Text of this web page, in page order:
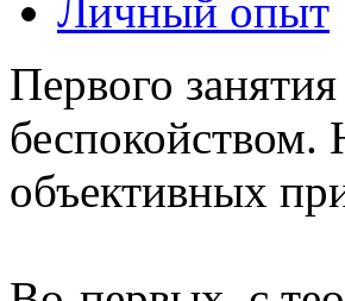
Личный опыт
Первого
беспокойством.
объективных